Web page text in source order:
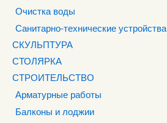
Очистка воды
Санитарно-технические устройства
СКУЛЬПТУРА
СТОЛЯРКА
СТРОИТЕЛЬСТВО
Арматурные работы
Балконы и лоджии